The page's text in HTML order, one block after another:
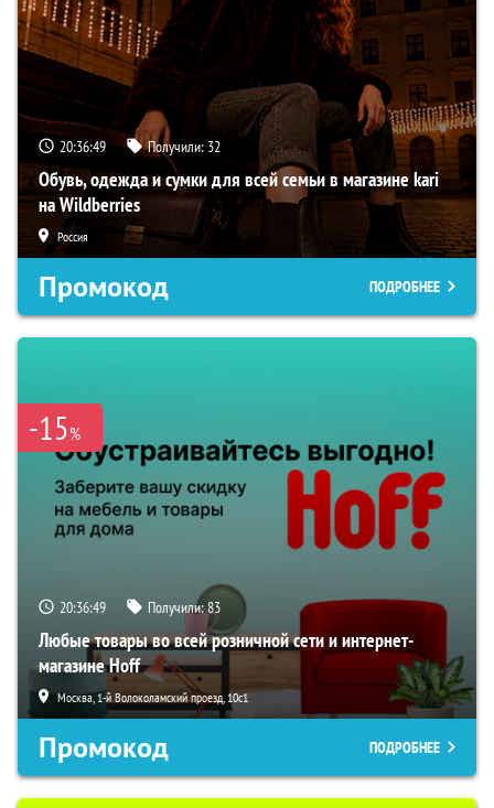
20:36:48 Получили: 32
Обувь, одежда и сумки для всей семьи в магазине kari
на Wildberries
Россия
Промокод ПОДРОБНЕЕ
-15%
20:36:48 Получили:83
Любые товары во всей розничной сети и интернет-
магазине Hoff
Москва, 1-й Волоколамский проезд, 10с1
Промокод ПОДРОБНЕЕ